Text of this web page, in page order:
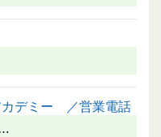
カデミー ／営業電話